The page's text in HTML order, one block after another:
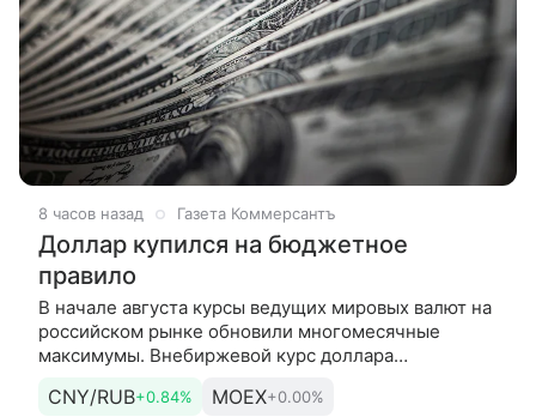
8 часов назад Газета Коммерсантъ
Доллар купился на бюджетное
правило
В начале августа курсы ведущих мировых валют на
российском рынке обновили многомесячные
максимумы. Внебиржевой курс доллара
юаня — до 12,25 руб./CNY. Ослаблению
CNY/RUB+0.84% MOEX+0.00%